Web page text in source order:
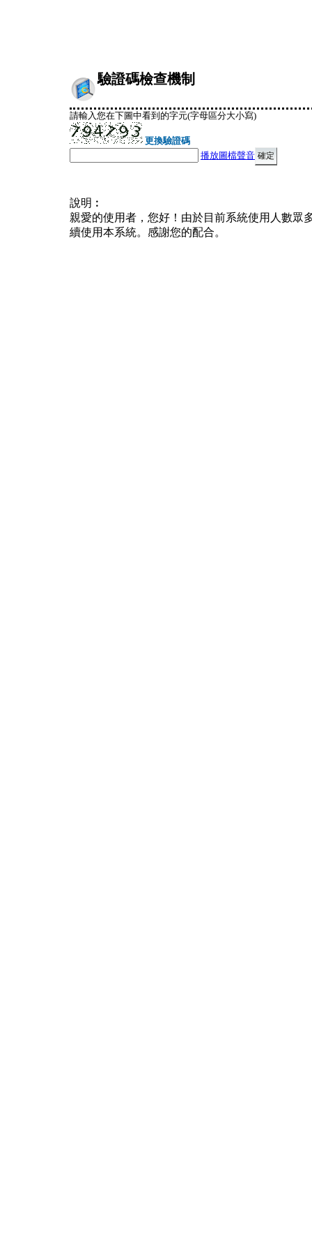
驗證碼檢查機制
請輸入您在下圖中看到的字元(字母區分大小寫)
更換驗證碼
播放圖檔聲音
說明︰
親愛的使用者，您好！由於目前系統使用人數眾
續使用本系統。感謝您的配合。